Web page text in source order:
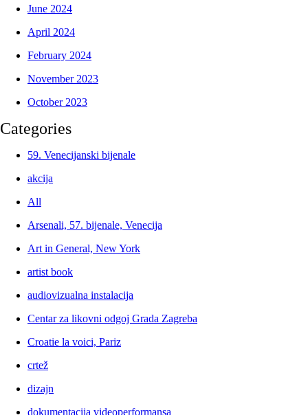
June 2024
April 2024
February 2024
November 2023
October 2023
Categories
59. Venecijanski bijenale
akcija
All
Arsenali, 57. bijenale, Venecija
Art in General, New York
artist book
audiovizualna instalacija
Centar za likovni odgoj Grada Zagreba
Croatie la voici, Pariz
crtež
dizajn
dokumentacija videoperformansa